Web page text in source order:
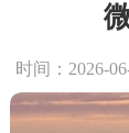
时间：2026-